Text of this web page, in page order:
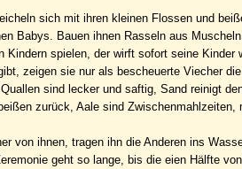
sich mit ihren kleinen Flossen und
Babys. Bauen ihnen Rasseln aus
spielen, der wirft sofort seine
zeigen sie nur als bescheuerte Viecher
sind lecker und saftig, Sand reinigt
zurück, Aale sind
von ihnen, tragen ihn die Anderen ins
geht so lange, bis die eien Hälfte